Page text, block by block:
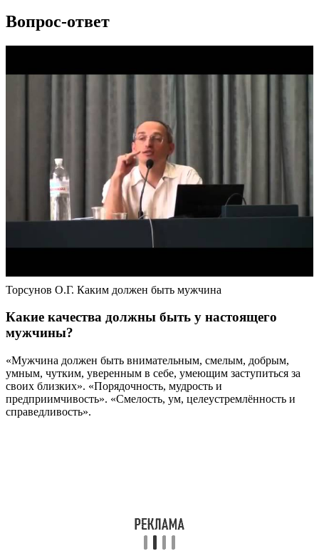
Вопрос-ответ
Торсунов О.Г. Каким должен быть мужчина
Какие качества должны быть у настоящего
мужчины?
«Мужчина должен быть внимательным, смелым, добрым,
умным, чутким, уверенным в себе, умеющим заступиться за
своих близких». «Порядочность, мудрость и
предприимчивость». «Смелость, ум, целеустремлённость и
справедливость».